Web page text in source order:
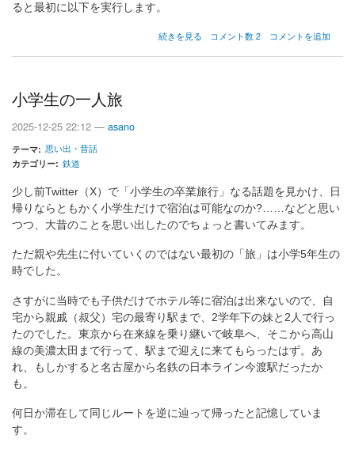
ると最初に以下を実行します。
イ
続きを見る コメント数 2 コメントを追加
小学生の一人旅
2025-12-25 22:12 — asano
テーマ 思い出・昔話
カテゴリー 鉄道
少し前Twitter（X）で「小学生の卒業旅行」なる話題を見かけ、日
帰りならともかく小学生だけで宿泊は可能なのか?……などと思い
つつ、大昔のことを思い出したのでちょっと書いてみます。
ただ親や先生に付いていくのではない最初の「旅」は小学5年生の
時でした。
さすがに当時でも子供だけでホテル等に宿泊は出来ないので、自
宅から親戚（叔父）宅の最寄り駅まで、2学年下の妹と2人で行っ
たのでした。東京から在来線を乗り継いで岐阜へ、そこから高山
線の美濃太田まで行って、駅まで迎えに来てもらったはず。あ
れ、もしかすると名古屋から名鉄の日本ライン今渡駅だったか
も。
何日か滞在して同じルートを逆に辿って帰ったと記憶していま
す。